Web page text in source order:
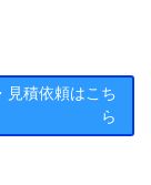
見積依頼はこち
ら